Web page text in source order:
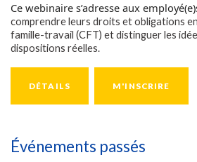
Ce webinaire s’adresse aux
comprendre leurs droits et obligations
famille-travail (CFT) et distinguer les
dispositions réelles.
DÉTAILS M'INSCRIRE
Événements passés